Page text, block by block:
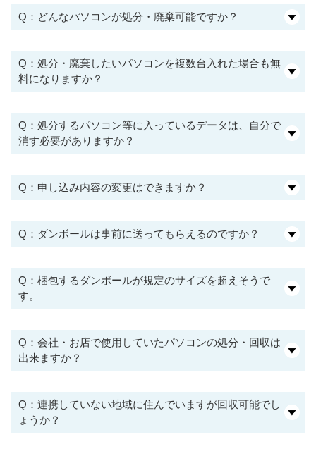
Q：どんなパソコンが処分・廃棄可能ですか？
Q：処分・廃棄したいパソコンを複数台入れた場合も無
料になりますか？
Q：処分するパソコン等に入っているデータは、自分で
消す必要がありますか？
Q：申し込み内容の変更はできますか？
Q：ダンボールは事前に送ってもらえるのですか？
Q：梱包するダンボールが規定のサイズを超えそうで
す。
Q：会社・お店で使用していたパソコンの処分・回収は
出来ますか？
Q：連携していない地域に住んでいますが回収可能でし
ょうか？